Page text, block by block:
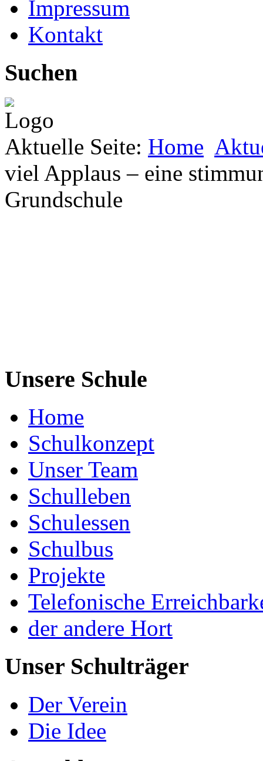
Impressum
Kontakt
Suchen
Aktuelle Seite: Home
viel Applaus – eine
Grundschule
Unsere Schule
Home
Schulkonzept
Unser Team
Schulleben
Schulessen
Schulbus
Projekte
Telefonische
der andere Hort
Unser Schulträger
Der Verein
Die Idee